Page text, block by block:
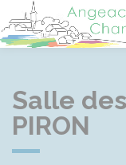
Salle
PIRON